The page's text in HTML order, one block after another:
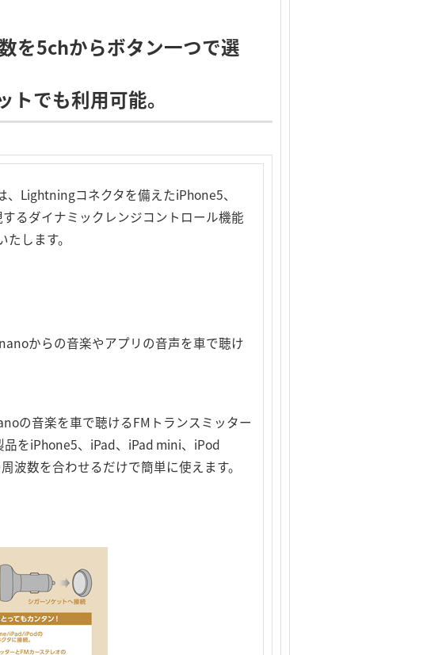
を5chからボタン一つで選
でも利用可能。
Lightningコネクタを備えたiPhone5、
るダイナミックレンジコントロール機能
します。
からの音楽やアプリの音声を車で聴け
の音楽を車で聴けるFMトランスミッター
をiPhone5、iPad、iPad mini、iPod
数を合わせるだけで簡単に使えます。